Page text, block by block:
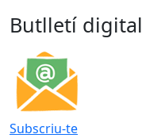
Butlletí digital
Subscriu-te